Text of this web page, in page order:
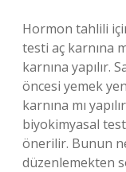
Hormon tahlili
testi aç karnına
karnına yapılır.
öncesi yemek
karnına mı
biyokimyasal
önerilir. Bunun
düzenlemekten